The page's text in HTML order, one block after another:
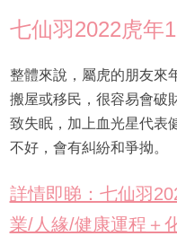
七仙羽2022虎年
整體來說，屬虎的朋友來
搬屋或移民，很容易會破
致失眠，加上血光星代表
不好，會有糾紛和爭拗。
詳情即睇：七仙羽
業/人緣/健康運程＋